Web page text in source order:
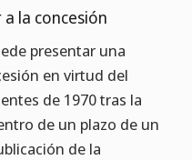
la concesión
presentar una
en virtud del
de 1970 tras la
de un plazo de un
de la